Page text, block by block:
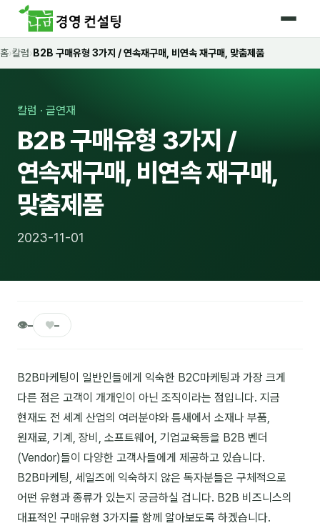
홈
🤖 AI · IT 교육
📈 마케팅 · 영업
🤝 B2B 세일즈
💼 비즈니스 스킬
🎓 강사육성 · 교수법
🏭 산업 특화
💻 IT · 디지털
🎬 영상 · 콘텐츠
📊 프레젠테이션 · 기획
🚀 창업 · 커리어
홈›칼럼› B2B 구매유형 3가지 / 연속재구매, 비연속 재구매, 맞춤제품
칼럼 · 글연재
B2B 구매유형 3가지 /
연속재구매, 비연속 재구매,
맞춤제품
2023-11-01
👁– ♥–
B2B마케팅이 일반인들에게 익숙한 B2C마케팅과 가장 크게
다른 점은 고객이 개개인이 아닌 조직이라는 점입니다. 지금
현재도 전 세계 산업의 여러분야와 틈새에서 소재나 부품,
원재료, 기계, 장비, 소프트웨어, 기업교육등을 B2B 벤더
(Vendor)들이 다양한 고객사들에게 제공하고 있습니다.
B2B마케팅, 세일즈에 익숙하지 않은 독자분들은 구체적으로
어떤 유형과 종류가 있는지 궁금하실 겁니다. B2B 비즈니스의
대표적인 구매유형 3가지를 함께 알아보도록 하겠습니다.